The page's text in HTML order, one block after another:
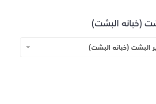
(خبانه البشت)
البشت (خبانه البشت)